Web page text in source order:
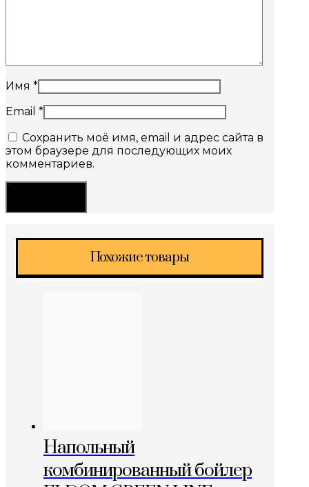
Имя *
Email *
Сохранить моё имя, email и адрес сайта в
этом браузере для последующих моих
комментариев.
Похожие товары
Напольный
комбинированный бойлер